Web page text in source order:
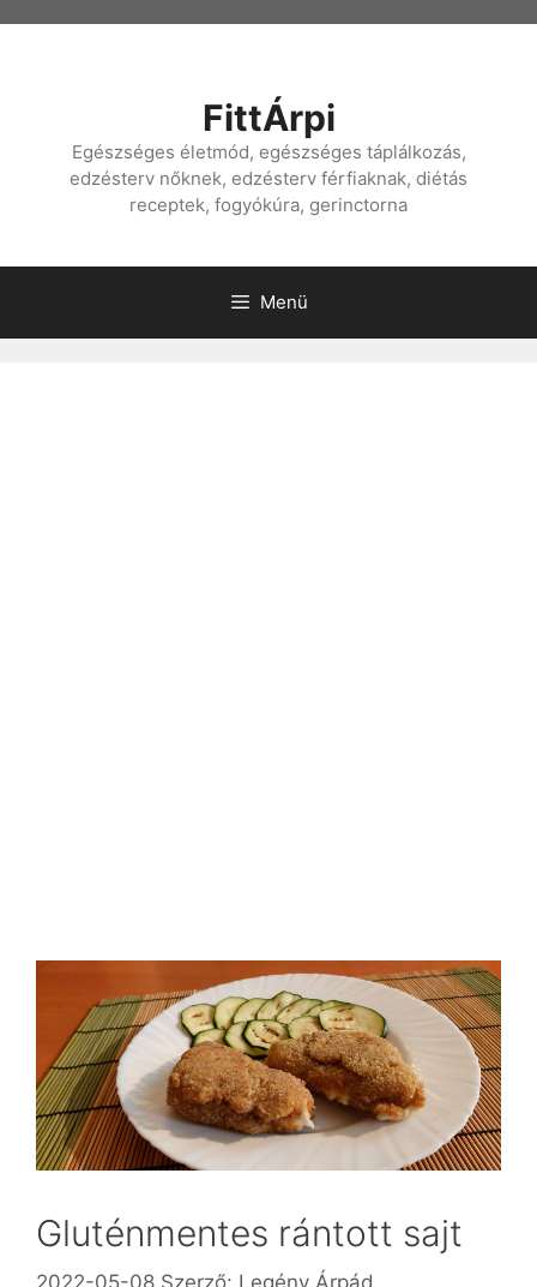
FittÁrpi
Egészséges életmód, egészséges táplálkozás,
edzésterv nőknek, edzésterv férfiaknak, diétás
receptek, fogyókúra, gerinctorna
Menü
Gluténmentes rántott sajt